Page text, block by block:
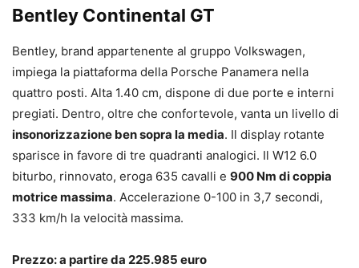
Bentley Continental GT
Bentley, brand appartenente al gruppo Volkswagen,
impiega la piattaforma della Porsche Panamera nella
quattro posti. Alta 1.40 cm, dispone di due porte e interni
pregiati. Dentro, oltre che confortevole, vanta un livello di
insonorizzazione ben sopra la media. Il display rotante
sparisce in favore di tre quadranti analogici. Il W12 6.0
biturbo, rinnovato, eroga 635 cavalli e 900 Nm di coppia
motrice massima. Accelerazione 0-100 in 3,7 secondi,
333 km/h la velocità massima.
Prezzo: a partire da 225.985 euro